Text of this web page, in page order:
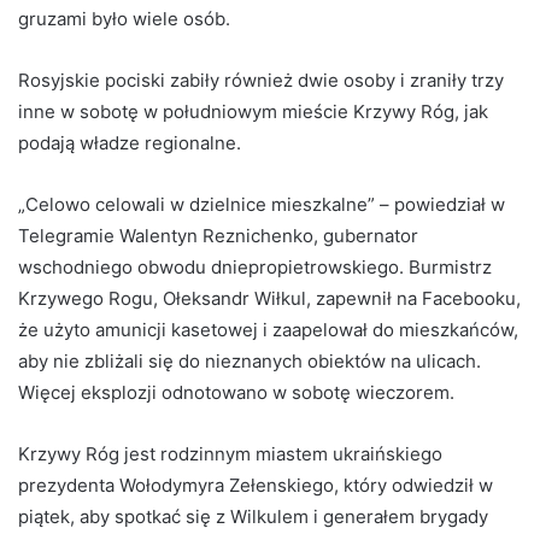
gruzami było wiele osób.
Rosyjskie pociski zabiły również dwie osoby i zraniły trzy
inne w sobotę w południowym mieście Krzywy Róg, jak
podają władze regionalne.
„Celowo celowali w dzielnice mieszkalne” – powiedział w
Telegramie Walentyn Reznichenko, gubernator
wschodniego obwodu dniepropietrowskiego. Burmistrz
Krzywego Rogu, Ołeksandr Wiłkul, zapewnił na Facebooku,
że użyto amunicji kasetowej i zaapelował do mieszkańców,
aby nie zbliżali się do nieznanych obiektów na ulicach.
Więcej eksplozji odnotowano w sobotę wieczorem.
Krzywy Róg jest rodzinnym miastem ukraińskiego
prezydenta Wołodymyra Zełenskiego, który odwiedził w
piątek, aby spotkać się z Wilkulem i generałem brygady